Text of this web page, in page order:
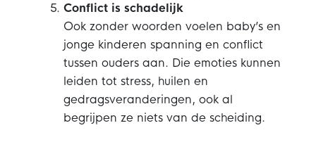
Conflict is schadelijk
Ook zonder woorden voelen baby’s en
jonge kinderen spanning en conflict
tussen ouders aan. Die emoties kunnen
leiden tot stress, huilen en
gedragsveranderingen, ook al
begrijpen ze niets van de scheiding.